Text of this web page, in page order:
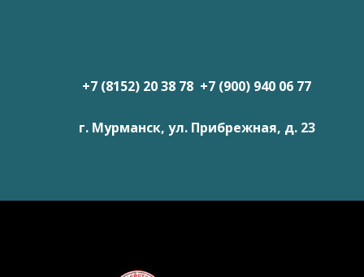
+7 (8152) 20 38 78 +7 (900) 940 06 77
г. Мурманск, ул. Прибрежная, д. 23